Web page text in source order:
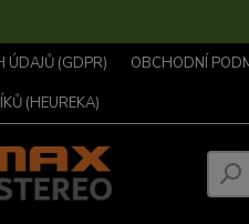
ÚDAJŮ (GDPR) OBCHODNÍ
(HEUREKA)